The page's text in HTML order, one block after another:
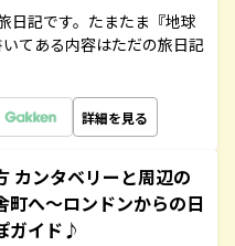
日記です。たまたま『地球
てある内容はただの旅日記
詳細を見る
カンタベリーと周辺の
町へ～ロンドンからの日
ガイド♪